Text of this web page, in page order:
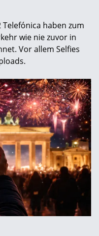
haben zum
wie nie zuvor in
Vor allem Selfies